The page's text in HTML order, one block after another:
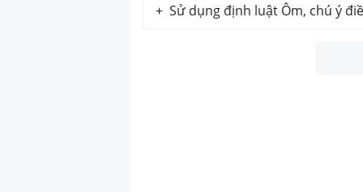
+ Sử dụng định luật Ôm, chú ý